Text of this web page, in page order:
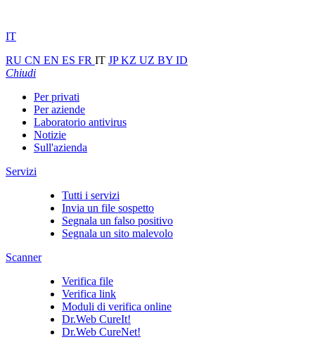
IT
RU CN EN ES FR IT JPKZ UZ BY ID
Chiudi
Per privati
Per aziende
Laboratorio antivirus
Notizie
Sull'azienda
Servizi
Tutti i servizi
Invia un file sospetto
Segnala un falso positivo
Segnala un sito malevolo
Scanner
Verifica file
Verifica link
Moduli di verifica online
Dr.Web CureIt!
Dr.Web CureNet!